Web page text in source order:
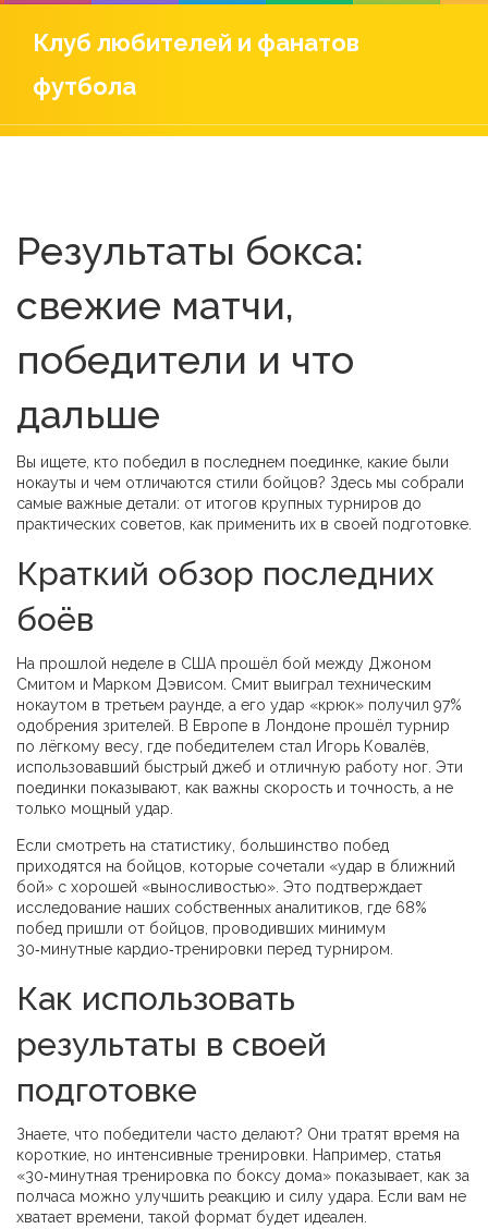
Клуб любителей и фанатов
футбола
Результаты бокса:
свежие матчи,
победители и что
дальше
Вы ищете, кто победил в последнем поединке, какие были
нокауты и чем отличаются стили бойцов? Здесь мы собрали
самые важные детали: от итогов крупных турниров до
практических советов, как применить их в своей подготовке.
Краткий обзор последних
боёв
На прошлой неделе в США прошёл бой между Джоном
Смитом и Марком Дэвисом. Смит выиграл техническим
нокаутом в третьем раунде, а его удар «крюк» получил 97%
одобрения зрителей. В Европе в Лондоне прошёл турнир
по лёгкому весу, где победителем стал Игорь Ковалёв,
использовавший быстрый джеб и отличную работу ног. Эти
поединки показывают, как важны скорость и точность, а не
только мощный удар.
Если смотреть на статистику, большинство побед
приходятся на бойцов, которые сочетали «удар в ближний
бой» с хорошей «выносливостью». Это подтверждает
исследование наших собственных аналитиков, где 68%
побед пришли от бойцов, проводивших минимум
30‑минутные кардио‑тренировки перед турниром.
Как использовать
результаты в своей
подготовке
Знаете, что победители часто делают? Они тратят время на
короткие, но интенсивные тренировки. Например, статья
«30‑минутная тренировка по боксу дома» показывает, как за
полчаса можно улучшить реакцию и силу удара. Если вам не
хватает времени, такой формат будет идеален.